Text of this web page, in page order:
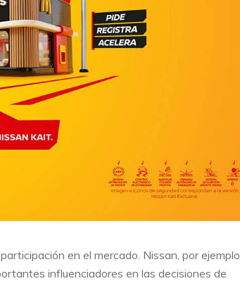
en el mercado. Nissan, por ejemplo,
influenciadores en las decisiones de